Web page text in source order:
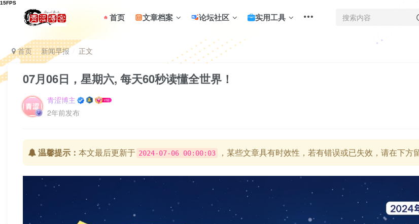
首页 文章档案 论坛社区 实用工具
首页 新闻早报 正文
07月06日，星期六, 每天60秒读懂全世界！
青涩博主
2年前发布
温馨提示： 本文最后更新于 2024-07-06 00:00:03 ，某些文章具有时效性，若有错误或已失效，请在下方留